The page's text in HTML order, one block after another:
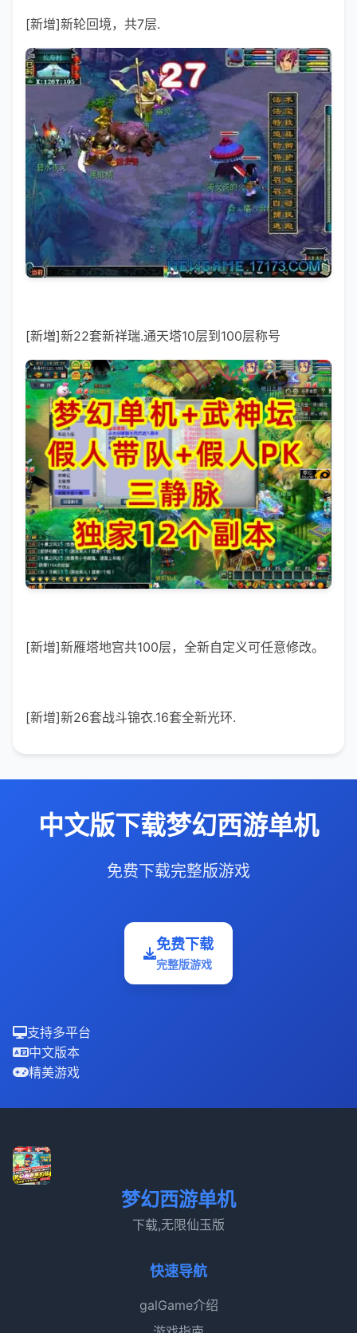
[新增]新轮回境，共7层.
[新増]新22套新祥瑞.通天塔10层到100层称号
[新增]新雁塔地宫共100层，全新自定义可任意修改。
[新增]新26套战斗锦衣.16套全新光环.
中文版下载梦幻西游单机
免费下载完整版游戏
免费下载
完整版游戏
支持多平台
中文版本
精美游戏
梦幻西游单机
下载,无限仙玉版
快速导航
galGame介绍